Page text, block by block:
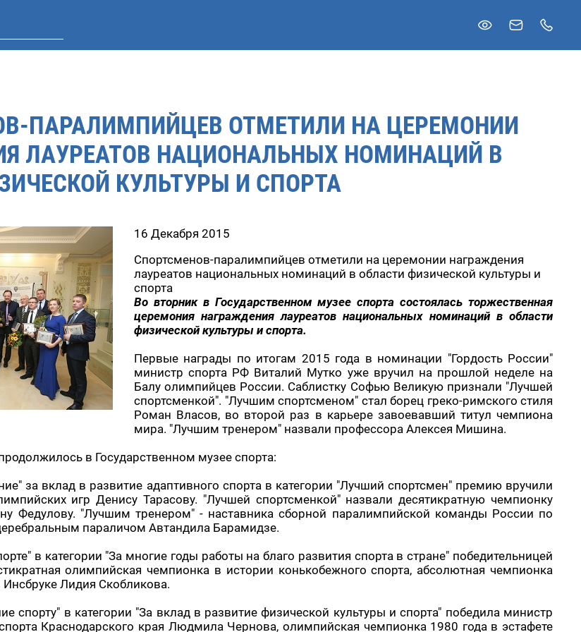
ПАРАЛИМПИЙЦЕВ ОТМЕТИЛИ НА ЦЕРЕМОНИИ
ЛАУРЕАТОВ НАЦИОНАЛЬНЫХ НОМИНАЦИЙ В
КУЛЬТУРЫ И СПОРТА
16 Декабря 2015
Спортсменов-паралимпийцев отметили на церемонии награждения
лауреатов национальных номинаций в области физической культуры и
спорта
Во вторник в Государственном музее спорта состоялась торжественная
церемония награждения лауреатов национальных номинаций в области
физической культуры и спорта.
Первые награды по итогам 2015 года в номинации "Гордость России"
министр спорта РФ Виталий Мутко уже вручил на прошлой неделе на
Балу олимпийцев России. Саблистку Софью Великую признали "Лучшей
спортсменкой". "Лучшим спортсменом" стал борец греко-римского стиля
Роман Власов, во второй раз в карьере завоевавший титул чемпиона
мира. "Лучшим тренером" назвали профессора Алексея Мишина.
в Государственном музее спорта:
за вклад в развитие адаптивного спорта в категории "Лучший спортсмен" премию вручили
игр Денису Тарасову. "Лучшей спортсменкой" назвали десятикратную чемпионку
Федулову. "Лучшим тренером" - наставника сборной паралимпийской команды России по
параличом Автандила Барамидзе.
в категории "За многие годы работы на благо развития спорта в стране" победительницей
олимпийская чемпионка в истории конькобежного спорта, абсолютная чемпионка
Лидия Скобликова.
спорту" в категории "За вклад в развитие физической культуры и спорта" победила министр
Краснодарского края Людмила Чернова, олимпийская чемпионка 1980 года в эстафете